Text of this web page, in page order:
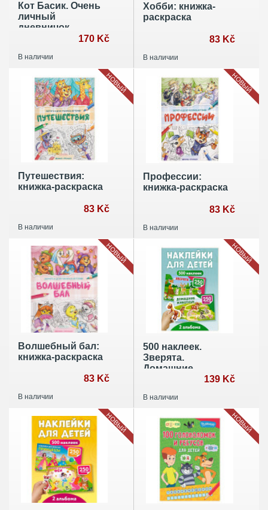
Кот Басик. Очень
личный
дневничок
170 Kč
В наличии
Хобби: книжка-
раскраска
83 Kč
В наличии
Путешествия:
книжка-раскраска
83 Kč
В наличии
НОВЫЙ
Профессии:
книжка-раскраска
83 Kč
В наличии
НОВЫЙ
Волшебный бал:
книжка-раскраска
83 Kč
В наличии
НОВЫЙ
500 наклеек.
Зверята.
Домашние
книг)
139 Kč
В наличии
НОВЫЙ
НОВЫЙ НОВЫЙ